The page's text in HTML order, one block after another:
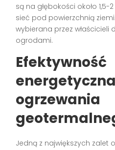
są na głębokości około 1,5-
sieć pod powierzchnią
wybierana przez właścicieli
ogrodami.
Efektywność
energetyczna
ogrzewania
Jedną z największych zalet